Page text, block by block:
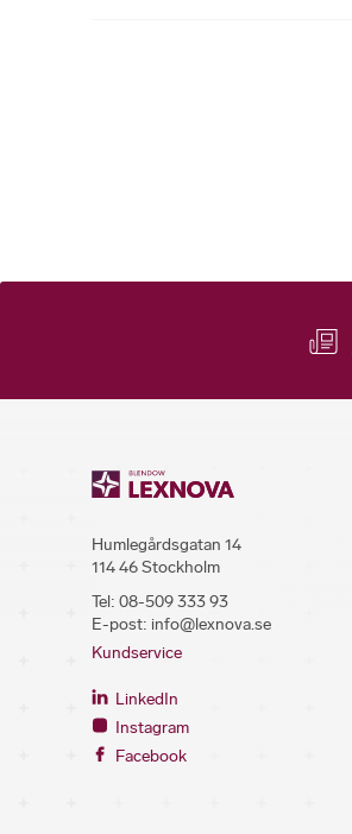
Humlegårdsgatan 14
114 46 Stockholm
Tel: 08-509 333 93
E-post: info@lexnova.se
Kundservice
LinkedIn
Instagram
Facebook